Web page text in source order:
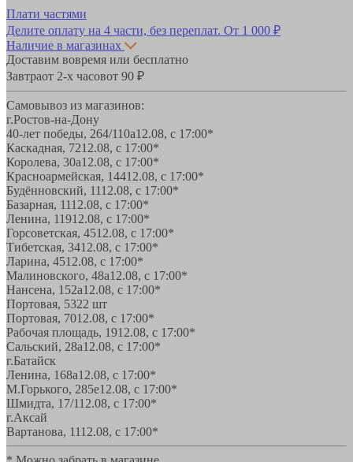
Плати частями
Делите оплату на 4 части, без переплат. От 1 000 ₽
Наличие в магазинах
Доставим вовремя или бесплатно
Завтраот 2-х часовот 90 ₽
Самовывоз из магазинов:
г.Ростов-на-Дону
40-лет победы, 264/110а12.08, с 17:00*
Каскадная, 7212.08, с 17:00*
Королева, 30а12.08, с 17:00*
Красноармейская, 14412.08, с 17:00*
Будённовский, 1112.08, с 17:00*
Базарная, 1112.08, с 17:00*
Ленина, 11912.08, с 17:00*
Горсоветская, 4512.08, с 17:00*
Тибетская, 3412.08, с 17:00*
Ларина, 4512.08, с 17:00*
Малиновского, 48а12.08, с 17:00*
Нансена, 152а12.08, с 17:00*
Портовая, 5322 шт
Портовая, 7012.08, с 17:00*
Рабочая площадь, 1912.08, с 17:00*
Сальский, 28a12.08, с 17:00*
г.Батайск
Ленина, 168а12.08, с 17:00*
М.Горького, 285е12.08, с 17:00*
Шмидта, 17/112.08, с 17:00*
г.Аксай
Вартанова, 1112.08, с 17:00*